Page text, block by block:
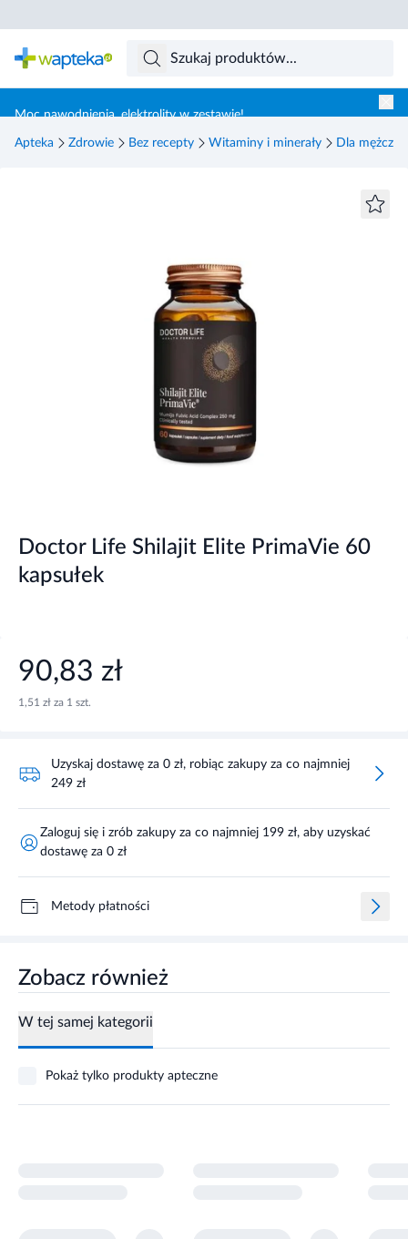
Moc nawodnienia, elektrolity w zestawie!
Apteka Zdrowie Bez recepty Witaminy i minerały Dla
Doctor Life Shilajit Elite PrimaVie 60
kapsułek
90,83 zł
1,51 zł za 1 szt.
Uzyskaj dostawę za 0 zł, robiąc zakupy za co najmniej
249 zł
Zaloguj się i zrób zakupy za co najmniej 199 zł, aby uzyskać
dostawę za 0 zł
Metody płatności
Zobacz również
W tej samej kategorii
Pokaż tylko produkty apteczne